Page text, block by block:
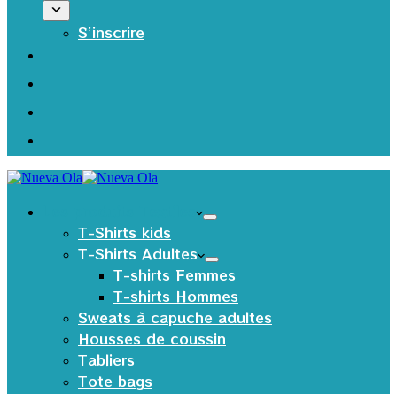
S’inscrire
T-Shirts kids
T-Shirts Adultes
T-shirts Femmes
T-shirts Hommes
Sweats à capuche adultes
Housses de coussin
Tabliers
Tote bags